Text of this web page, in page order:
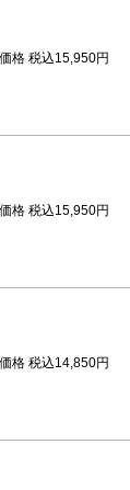
価格 税込15,950円
価格 税込15,950円
価格 税込14,850円